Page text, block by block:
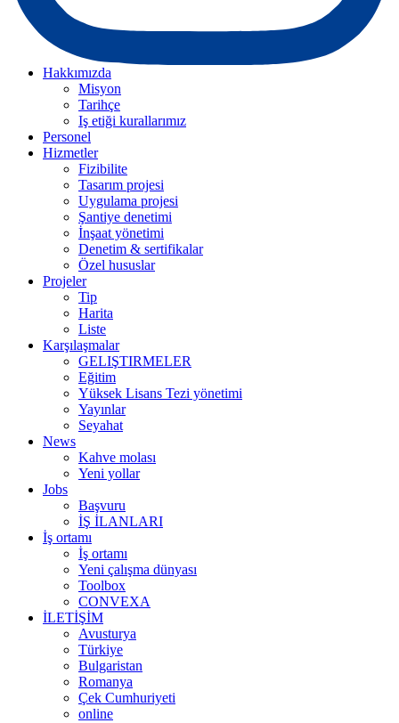
Hakkımızda
Misyon
Tarihçe
Iş etiği kurallarımız
Personel
Hizmetler
Fizibilite
Tasarım projesi
Uygulama projesi
Şantiye denetimi
İnşaat yönetimi
Denetim & sertifikalar
Özel hususlar
Projeler
Tip
Harita
Liste
Karşılaşmalar
GELIŞTIRMELER
Eğitim
Yüksek Lisans Tezi yönetimi
Yayınlar
Seyahat
News
Kahve molası
Yeni yollar
Jobs
Başvuru
İŞ İLANLARI
İş ortamı
İş ortamı
Yeni çalışma dünyası
Toolbox
CONVEXA
İLETİŞİM
Avusturya
Türkiye
Bulgaristan
Romanya
Çek Cumhuriyeti
online